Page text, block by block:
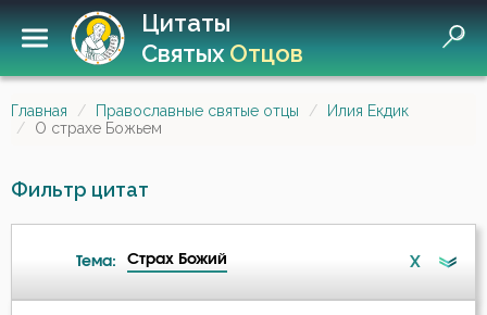
Цитаты
СвятыхОтцов
Главная Православные святые отцы
Илия Екдик
О страхе Божьем
Фильтр цитат
Тема: Страх Божий X